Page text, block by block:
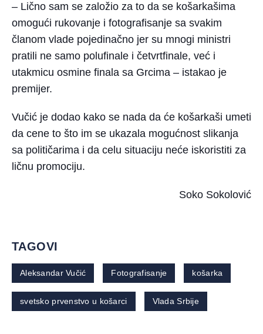
– Lično sam se založio za to da se košarkašima
omogući rukovanje i fotografisanje sa svakim
članom vlade pojedinačno jer su mnogi ministri
pratili ne samo polufinale i četvrtfinale, već i
utakmicu osmine finala sa Grcima – istakao je
premijer.
Vučić je dodao kako se nada da će košarkaši umeti
da cene to što im se ukazala mogućnost slikanja
sa političarima i da celu situaciju neće iskoristiti za
ličnu promociju.
Soko Sokolović
TAGOVI
Aleksandar Vučić Fotografisanje košarka
svetsko prvenstvo u košarci Vlada Srbije